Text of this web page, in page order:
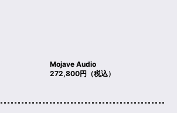
Mojave Audio
272,800円（税込）